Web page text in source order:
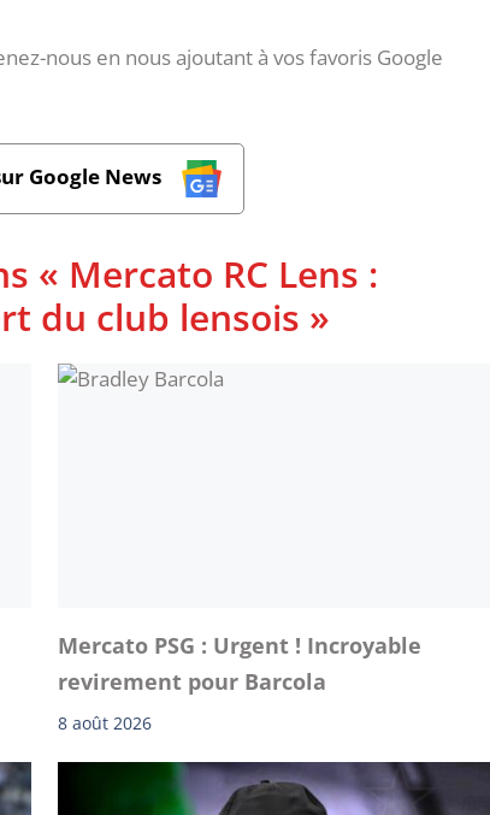
nous en nous ajoutant à vos favoris Google
Google News
« Mercato RC Lens :
du club lensois »
Mercato PSG : Urgent ! Incroyable
revirement pour Barcola
8 août 2026